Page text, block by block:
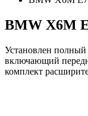
BMW X6M
Установлен полный
включающий
комплект